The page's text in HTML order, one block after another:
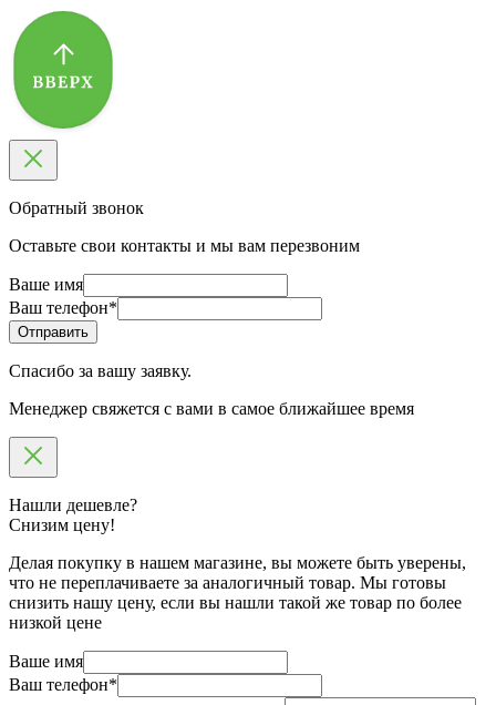
Обратный звонок
Оставьте свои контакты и мы вам перезвоним
Ваше имя
Ваш телефон*
Спасибо за вашу заявку.
Менеджер свяжется с вами в самое ближайшее время
Нашли дешевле?
Снизим цену!
Делая покупку в нашем магазине, вы можете быть уверены,
что не переплачиваете за аналогичный товар. Мы готовы
снизить нашу цену, если вы нашли такой же товар по более
низкой цене
Ваше имя
Ваш телефон*